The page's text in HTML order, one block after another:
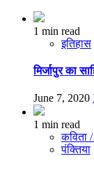
1 min read
इतिहास
मिर्जापुर का
June 7, 2020
1 min read
कविता /
पंक्तिया